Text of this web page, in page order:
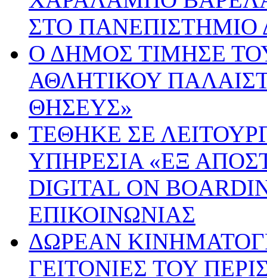
ΣΤΟ ΠΑΝΕΠΙΣΤΗΜΙΟ
Ο ΔΗΜΟΣ ΤΙΜΗΣΕ
ΑΘΛΗΤΙΚΟΥ
ΘΗΣΕΥΣ»
ΤΕΘΗΚΕ ΣΕ
ΥΠΗΡΕΣΙΑ «ΕΞ
DIGITAL ON
ΕΠΙΚΟΙΝΩΝΙΑΣ
ΔΩΡΕΑΝ
ΓΕΙΤΟΝΙΕΣ ΤΟΥ